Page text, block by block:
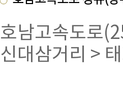
호남고속도로
신대삼거리 >